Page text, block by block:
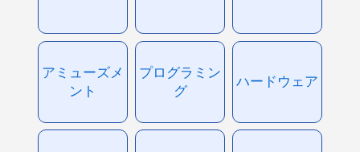
アミューズメ
ント
プログラミン
グ
ハードウェア